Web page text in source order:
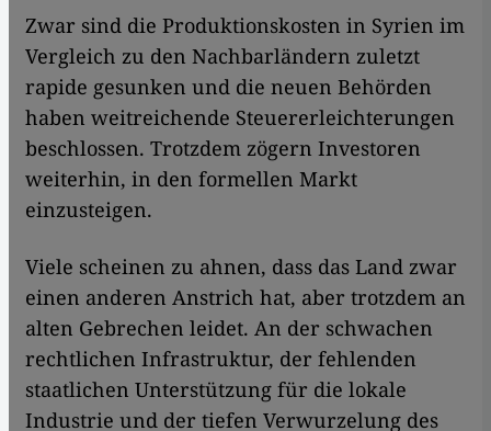
Zwar sind die Produktionskosten in Syrien im
Vergleich zu den Nachbarländern zuletzt
rapide gesunken und die neuen Behörden
haben weitreichende Steuererleichterungen
beschlossen. Trotzdem zögern Investoren
weiterhin, in den formellen Markt
einzusteigen.
Viele scheinen zu ahnen, dass das Land zwar
einen anderen Anstrich hat, aber trotzdem an
alten Gebrechen leidet. An der schwachen
rechtlichen Infrastruktur, der fehlenden
staatlichen Unterstützung für die lokale
Industrie und der tiefen Verwurzelung des